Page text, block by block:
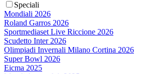
Speciali
Mondiali 2026
Roland Garros 2026
Sportmediaset Live Riccione 2026
Scudetto Inter 2026
Olimpiadi Invernali Milano Cortina 2026
Super Bowl 2026
Eicma 2025